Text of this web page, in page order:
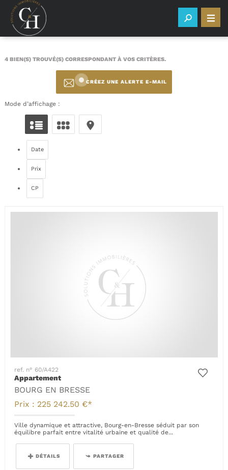
4BIEN(S) TROUVÉ(S) CORRESPONDANT À VOS CRITÈRES.
CRÉEZ UNE ALERTE E-MAIL
Mode d’affichage :
Date
Prix
CP
ref. n° 60/A422
Appartement
BOURG EN BRESSE
Prix : 225 242.50 €*
Ville dynamique et attractive, Bourg-en-Bresse séduit par son
équilibre parfait entre vitalité urbaine et qualité de...
DÉTAILS PARTAGER